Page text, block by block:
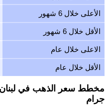
الأعلى خلال 6 شهور
الأقل خلال 6 شهور
الاعلى خلال عام
الأقل خلال عام
جرام